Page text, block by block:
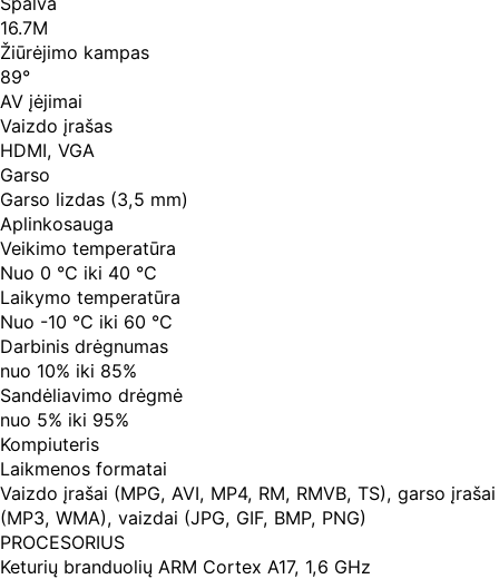
16.7M
Žiūrėjimo kampas
89°
AV įėjimai
Vaizdo įrašas
HDMI, VGA
Garso
Garso lizdas (3,5 mm)
Aplinkosauga
Veikimo temperatūra
Nuo 0 °C iki 40 °C
Laikymo temperatūra
Nuo -10 °C iki 60 °C
Darbinis drėgnumas
nuo 10% iki 85%
Sandėliavimo drėgmė
nuo 5% iki 95%
Kompiuteris
Laikmenos formatai
Vaizdo įrašai (MPG, AVI, MP4, RM, RMVB, TS), garso įrašai
(MP3, WMA), vaizdai (JPG, GIF, BMP, PNG)
PROCESORIUS
Keturių branduolių ARM Cortex A17, 1,6 GHz